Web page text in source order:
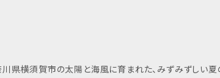
さい。季節の味覚を存分に味わえるこの機会に、2種類の
！